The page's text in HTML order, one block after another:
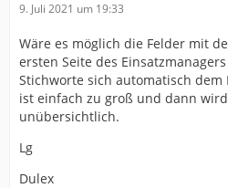
9. Juli 2021 um 19:33
Wäre es möglich die Felder mit
ersten Seite des
Stichworte sich automatisch dem
ist einfach zu groß und dann
unübersichtlich.
Lg
Dulex